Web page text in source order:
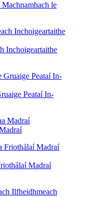
le
Inchoigeartaithe
Peataí In-
Madraí